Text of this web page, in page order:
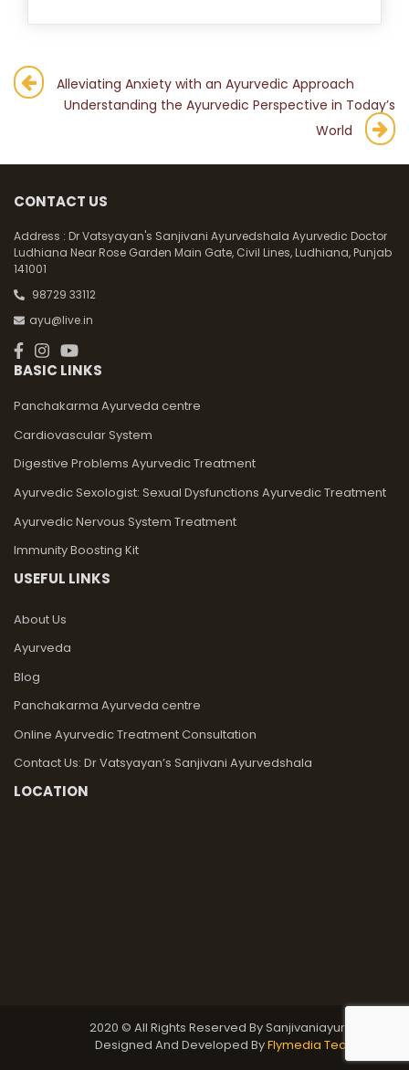
Post
navigation
Alleviating Anxiety with an Ayurvedic Approach
Understanding the Ayurvedic Perspective in Today’s
World
CONTACT US
Address : Dr Vatsyayan's Sanjivani Ayurvedshala Ayurvedic Doctor
Ludhiana Near Rose Garden Main Gate, Civil Lines, Ludhiana, Punjab
141001
98729 33112
ayu@live.in
BASIC LINKS
Panchakarma Ayurveda centre
Cardiovascular System
Digestive Problems Ayurvedic Treatment
Ayurvedic Sexologist: Sexual Dysfunctions Ayurvedic Treatment
Ayurvedic Nervous System Treatment
Immunity Boosting Kit
USEFUL LINKS
About Us
Ayurveda
Blog
Panchakarma Ayurveda centre
Online Ayurvedic Treatment Consultation
Contact Us: Dr Vatsyayan’s Sanjivani Ayurvedshala
LOCATION
2020 © All Rights Reserved By Sanjivaniayurvedshala
Designed And Developed ByFlymedia Technology